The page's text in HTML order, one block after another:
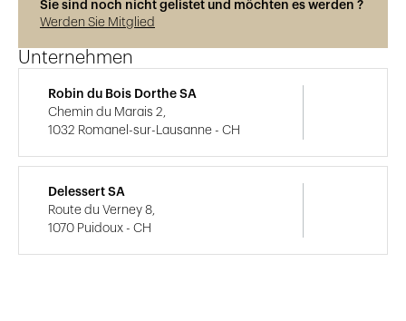
Sie sind noch nicht gelistet und möchten es werden ?
Werden Sie Mitglied
Unternehmen
Robin du Bois Dorthe SA
Chemin du Marais 2,
1032 Romanel-sur-Lausanne - CH
Delessert SA
Route du Verney 8,
1070 Puidoux - CH